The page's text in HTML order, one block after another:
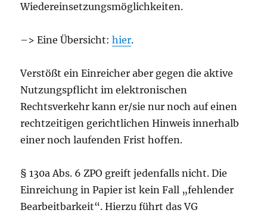
Wiedereinsetzungsmöglichkeiten.
–> Eine Übersicht:hier.
Verstößt ein Einreicher aber gegen die aktive
Nutzungspflicht im elektronischen
Rechtsverkehr kann er/sie nur noch auf einen
rechtzeitigen gerichtlichen Hinweis innerhalb
einer noch laufenden Frist hoffen.
§ 130a Abs. 6 ZPO greift jedenfalls nicht. Die
Einreichung in Papier ist kein Fall „fehlender
Bearbeitbarkeit“. Hierzu führt das VG